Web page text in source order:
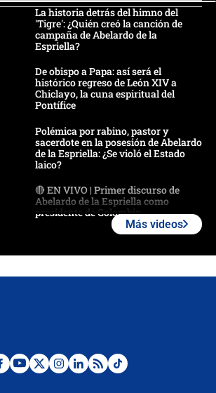
La historia detrás del himno del
'Tigre': ¿Quién creó la canción de
campaña de Abelardo de la
Espriella?
De obispo a Papa: así será el
histórico regreso de León XIV a
Chiclayo, la cuna espiritual del
Pontífice
Polémica por rabino, pastor y
sacerdote en la posesión de Abelardo
de la Espriella: ¿Se violó el Estado
laico?
🔴 EN VIVO | Primer discurso de
Abelardo de la Espriella como
presidente de Colombia
Desde dermatitis hasta infecciones:
Más videos